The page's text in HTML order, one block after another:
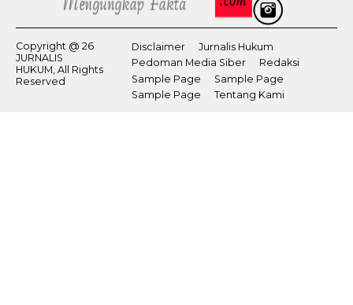
Copyright @ 26
JURNALIS
HUKUM, All Rights
Reserved
Disclaimer
Jurnalis Hukum
Pedoman Media Siber
Redaksi
Sample Page
Sample Page
Sample Page
Tentang Kami